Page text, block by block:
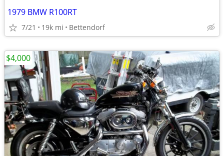
1979 BMW R100RT
7/21 19k mi Bettendorf
$4,000